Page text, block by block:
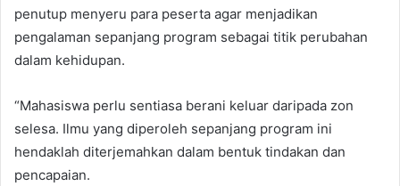
penutup menyeru para peserta agar menjadikan
pengalaman sepanjang program sebagai titik perubahan
dalam kehidupan.
“Mahasiswa perlu sentiasa berani keluar daripada zon
selesa. Ilmu yang diperoleh sepanjang program ini
hendaklah diterjemahkan dalam bentuk tindakan dan
pencapaian.